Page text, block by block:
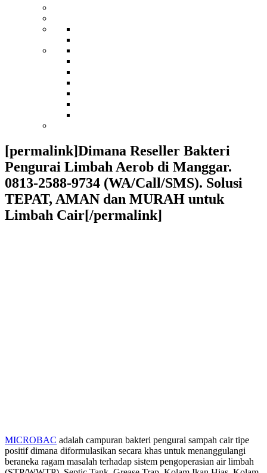
[permalink]Dimana Reseller Bakteri
Pengurai Limbah Aerob di Manggar.
0813-2588-9734 (WA/Call/SMS). Solusi
TEPAT, AMAN dan MURAH untuk
Limbah Cair[/permalink]
MICROBAC adalah campuran bakteri pengurai sampah cair tipe
positif dimana diformulasikan secara khas untuk menanggulangi
beraneka ragam masalah terhadap sistem pengoperasian air limbah